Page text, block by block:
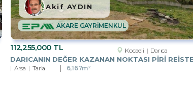
112,255,000 TL Kocaeli Darıca
Arsa Tarla 6,167m²
AKARE GAYRİMENKUL
Akif AYDIN